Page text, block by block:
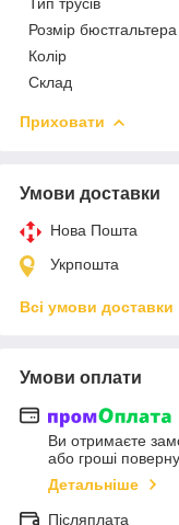
Розмір бюстгальтера
Колір
Склад
Приховати
Умови доставки
Нова Пошта
Укрпошта
Всі умови доставки
Умови оплати
Ви отримаєте
або гроші
Детальніше
Післяплата